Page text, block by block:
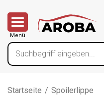
Menü
Startseite / Spoilerlippe